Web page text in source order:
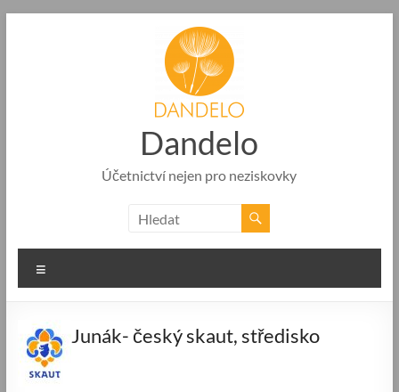
Dandelo
Účetnictví nejen pro neziskovky
Junák- český skaut, středisko